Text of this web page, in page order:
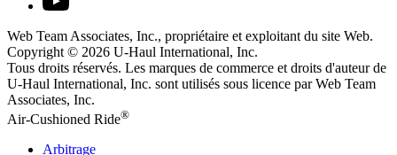
Web Team Associates, Inc., propriétaire et exploitant du site Web.
Copyright © 2026 U-Haul International, Inc.
Tous droits réservés. Les marques de commerce et droits d'auteur de
U-Haul International, Inc. sont utilisés sous licence par Web Team
Associates, Inc.
Air-Cushioned Ride®
Arbitrage